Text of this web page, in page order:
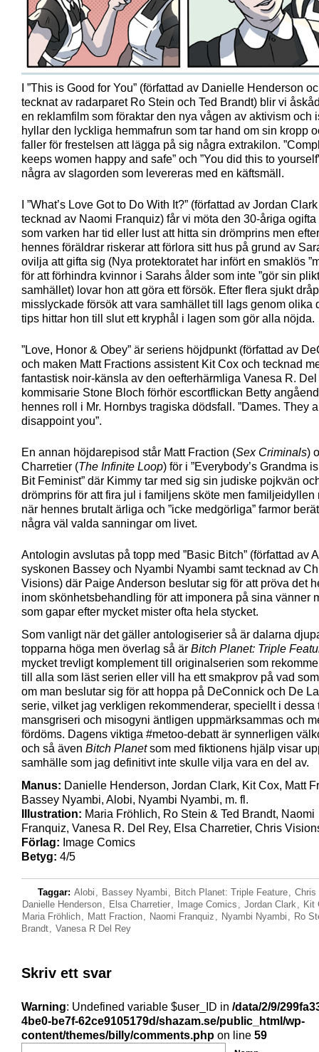
I ”This is Good for You” (författad av Danielle Henderson
tecknat av radarparet Ro Stein och Ted Brandt) blir vi
en reklamfilm som föraktar den nya vågen av aktivism och
hyllar den lyckliga hemmafrun som tar hand om sin kropp
faller för frestelsen att lägga på sig några extrakilon.
keeps women happy and safe” och ”You did this to
några av slagorden som levereras med en käftsmäll.
I ”What’s Love Got to Do With It?” (författad av Jordan
tecknad av Naomi Franquiz) får vi möta den 30-åriga ogifta
som varken har tid eller lust att hitta sin drömprins men
hennes föräldrar riskerar att förlora sitt hus på grund av
ovilja att gifta sig (Nya protektoratet har infört en smaklös
för att förhindra kvinnor i Sarahs ålder som inte ”gör sin
samhället) lovar hon att göra ett försök. Efter flera sjukt
misslyckade försök att vara samhället till lags genom olika
tips hittar hon till slut ett kryphål i lagen som gör alla nöjda.
”Love, Honor & Obey” är seriens höjdpunkt (författad av
och maken Matt Fractions assistent Kit Cox och tecknad
fantastisk noir-känsla av den oefterhärmliga Vanesa R.
kommisarie Stone Bloch förhör escortflickan Betty
hennes roll i Mr. Hornbys tragiska dödsfall. ”Dames. They
disappoint you”.
En annan höjdarepisod står Matt Fraction (Sex Criminals)
Charretier (The Infinite Loop) för i ”Everybody’s Grandma
Bit Feminist” där Kimmy tar med sig sin judiske pojkvän
drömprins för att fira jul i familjens sköte men familjeidyllen
när hennes brutalt ärliga och ”icke medgörliga” farmor
några väl valda sanningar om livet.
Antologin avslutas på topp med ”Basic Bitch” (författad av
syskonen Bassey och Nyambi Nyambi samt tecknad av
Visions) där Paige Anderson beslutar sig för att pröva det
inom skönhetsbehandling för att imponera på sina vänner
som gapar efter mycket mister ofta hela stycket.
Som vanligt när det gäller antologiserier så är dalarna
topparna höga men överlag så är Bitch Planet: Triple
mycket trevligt komplement till originalserien som
till alla som läst serien eller vill ha ett smakprov på vad
om man beslutar sig för att hoppa på DeConnick och De
serie, vilket jag verkligen rekommenderar, speciellt i dessa
mansgriseri och misogyni äntligen uppmärksammas och
fördöms. Dagens viktiga #metoo-debatt är synnerligen
och så även Bitch Planetsom med fiktionens hjälp visar
samhälle som jag definitivt inte skulle vilja vara en del av.
Manus: Danielle Henderson, Jordan Clark, Kit Cox, Matt
Bassey Nyambi, Alobi, Nyambi Nyambi, m. fl.
Illustration: Maria Fröhlich, Ro Stein & Ted Brandt, Naomi
Franquiz, Vanesa R. Del Rey, Elsa Charretier, Chris
Förlag: Image Comics
Betyg: 4/5
Taggar: Alobi , Bassey Nyambi , Bitch Planet: Triple Feature, Chris
Danielle Henderson, Elsa Charretier, Image Comics , Jordan Clark, Kit
Maria Fröhlich, Matt Fraction, Naomi Franquiz , Nyambi Nyambi , Ro
Brandt, Vanesa R Del Rey
Skriv ett svar
Warning: Undefined variable $user_ID in /data/2/9/
4be0-be7f-62ce9105179d/shazam.se/public_html/wp-
content/themes/billy/comments.php on line 59